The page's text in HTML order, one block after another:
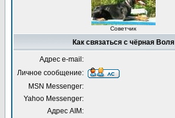
Советчик
Как связаться с чёрная Воля
Адрес e-mail:
Личное сообщение:
MSN Messenger:
Yahoo Messenger:
Адрес AIM: